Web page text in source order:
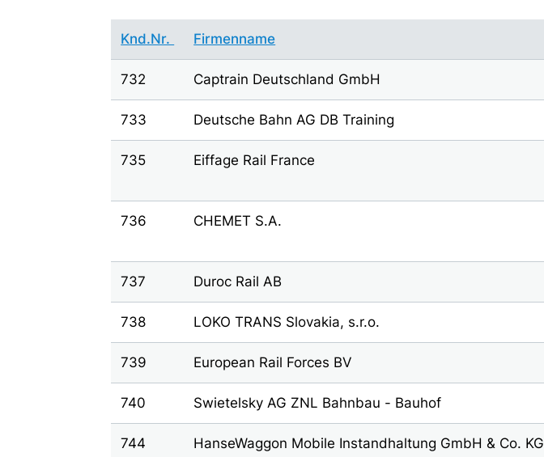
Knd.Nr. Firmenname
732 Captrain Deutschland GmbH
733 Deutsche Bahn AG DB Training
735 Eiffage Rail France
736 CHEMET S.A.
737 Duroc Rail AB
738 LOKO TRANS Slovakia, s.r.o.
739 European Rail Forces BV
740 Swietelsky AG ZNL Bahnbau - Bauhof
744 HanseWaggon Mobile Instandhaltung GmbH & Co. KG